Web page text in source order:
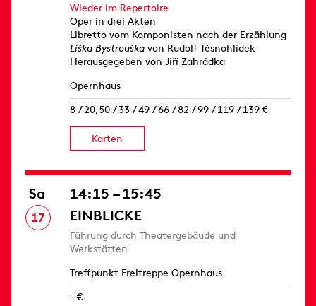
Wieder im Repertoire
Oper in drei Akten
Libretto vom Komponisten nach der Erzählung
Liška Bystrouška von Rudolf Těsnohlídek
Herausgegeben von Jiří Zahrádka
Opernhaus
8 / 20,50 / 33 / 49 / 66 / 82 / 99 / 119 / 139 €
Karten
Sa
17
14:15 – 15:45
EINBLICKE
Führung durch Theatergebäude und
Werkstätten
Treffpunkt Freitreppe Opernhaus
- €